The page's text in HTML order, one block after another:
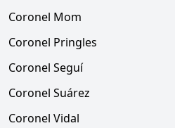
Coronel Mom
Coronel Pringles
Coronel Seguí
Coronel Suárez
Coronel Vidal